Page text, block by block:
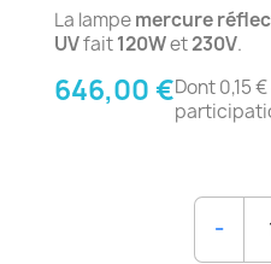
La lampemercure
UVfait120Wet230V.
646,00 €Dont 0,15